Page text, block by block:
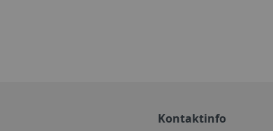
Kontaktinfo